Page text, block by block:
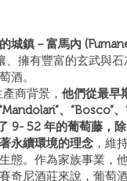
城鎮－富馬內
擁有豐富的玄武與石
酒。
商背景， 他們從最早
、“Bosco”、
9- 52 年的葡萄藤，
永續環境的理念 ，維
態。作為家族事業，
奇尼酒莊來說，葡萄